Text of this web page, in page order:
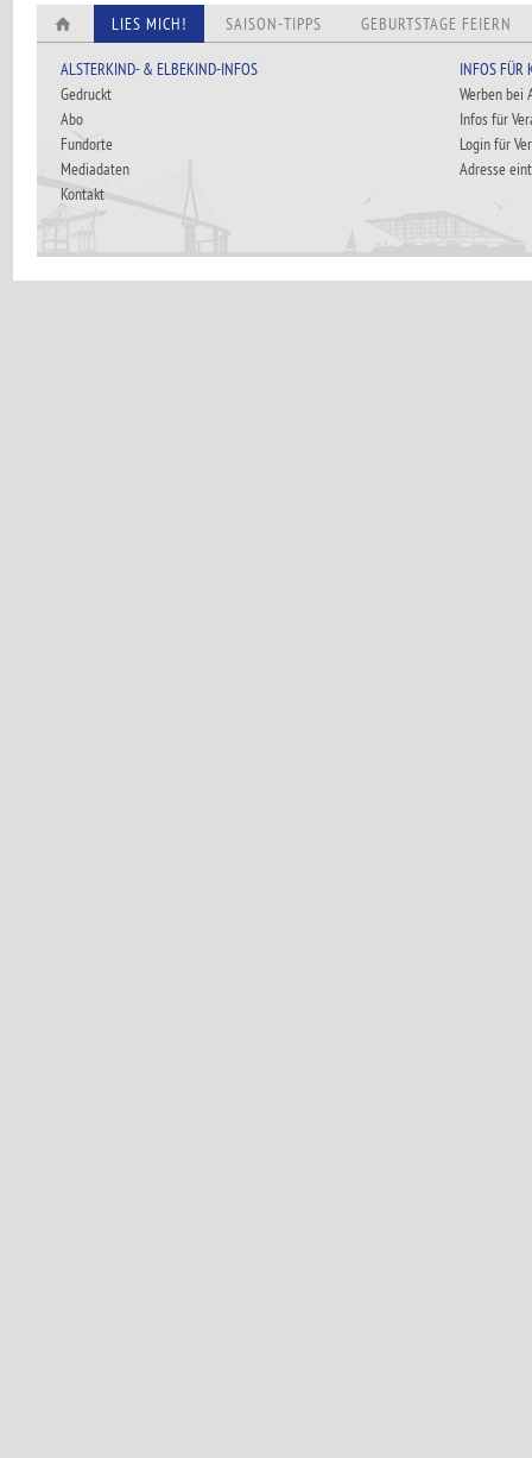
LIES MICH! SAISON-TIPPS GEBURTSTAGE FEIERN
ALSTERKIND- & ELBEKIND-INFOS
Gedruckt
Abo
Fundorte
Mediadaten
Kontakt
INFOS FÜR
Werben bei
Infos für
Login für
Adresse